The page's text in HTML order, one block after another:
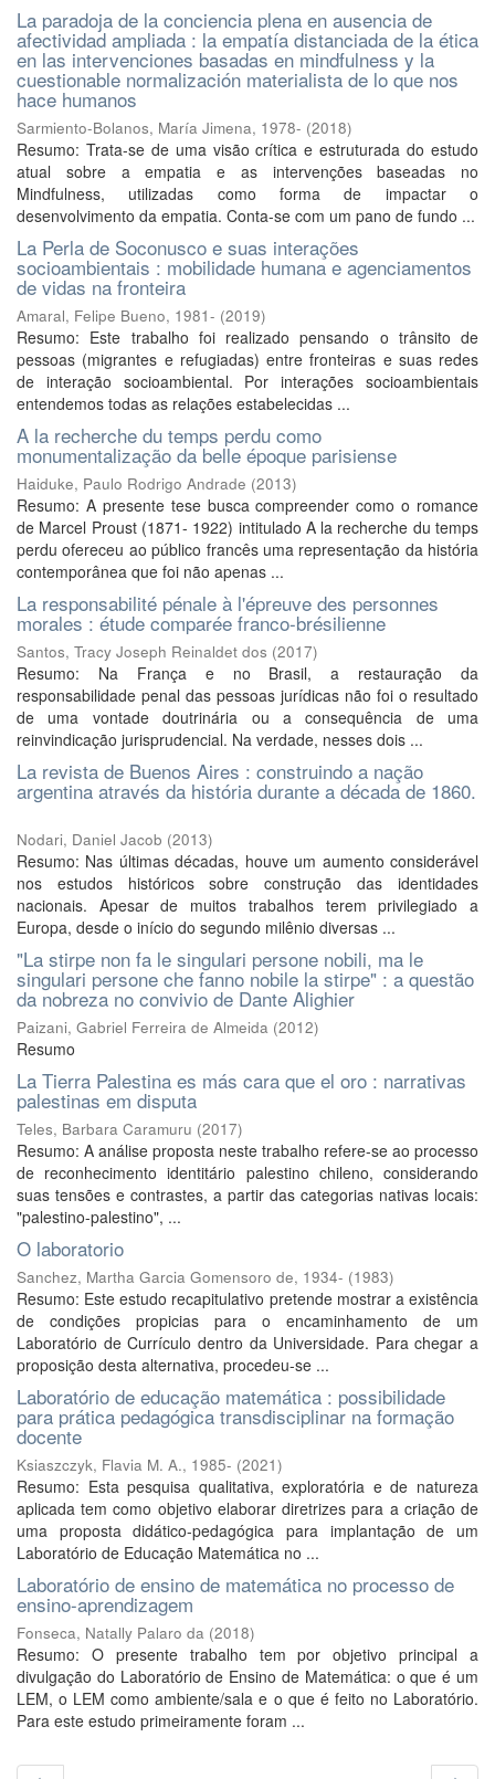
La paradoja de la conciencia plena en ausencia de
afectividad ampliada : la empatía distanciada de la ética
en las intervenciones basadas en mindfulness y la
cuestionable normalización materialista de lo que nos
hace humanos
Sarmiento-Bolanos, María Jimena, 1978- (2018)
Resumo: Trata-se de uma visão crítica e estruturada do estudo
atual sobre a empatia e as intervenções baseadas no
Mindfulness, utilizadas como forma de impactar o
desenvolvimento da empatia. Conta-se com um pano de fundo ...
La Perla de Soconusco e suas interações
socioambientais : mobilidade humana e agenciamentos
de vidas na fronteira
Amaral, Felipe Bueno, 1981- (2019)
Resumo: Este trabalho foi realizado pensando o trânsito de
pessoas (migrantes e refugiadas) entre fronteiras e suas redes
de interação socioambiental. Por interações socioambientais
entendemos todas as relações estabelecidas ...
A la recherche du temps perdu como
monumentalização da belle époque parisiense
Haiduke, Paulo Rodrigo Andrade (2013)
Resumo: A presente tese busca compreender como o romance
de Marcel Proust (1871- 1922) intitulado A la recherche du temps
perdu ofereceu ao público francês uma representação da história
contemporânea que foi não apenas ...
La responsabilité pénale à l'épreuve des personnes
morales : étude comparée franco-brésilienne
Santos, Tracy Joseph Reinaldet dos (2017)
Resumo: Na França e no Brasil, a restauração da
responsabilidade penal das pessoas jurídicas não foi o resultado
de uma vontade doutrinária ou a consequência de uma
reinvindicação jurisprudencial. Na verdade, nesses dois ...
La revista de Buenos Aires : construindo a nação
argentina através da história durante a década de 1860.
Nodari, Daniel Jacob (2013)
Resumo: Nas últimas décadas, houve um aumento considerável
nos estudos históricos sobre construção das identidades
nacionais. Apesar de muitos trabalhos terem privilegiado a
Europa, desde o início do segundo milênio diversas ...
"La stirpe non fa le singulari persone nobili, ma le
singulari persone che fanno nobile la stirpe" : a questão
da nobreza no convivio de Dante Alighier
Paizani, Gabriel Ferreira de Almeida (2012)
Resumo
La Tierra Palestina es más cara que el oro : narrativas
palestinas em disputa
Teles, Barbara Caramuru (2017)
Resumo: A análise proposta neste trabalho refere-se ao processo
de reconhecimento identitário palestino chileno, considerando
suas tensões e contrastes, a partir das categorias nativas locais:
"palestino-palestino", ...
O laboratorio
Sanchez, Martha Garcia Gomensoro de, 1934- (1983)
Resumo: Este estudo recapitulativo pretende mostrar a existência
de condições propicias para o encaminhamento de um
Laboratório de Currículo dentro da Universidade. Para chegar a
proposição desta alternativa, procedeu-se ...
Laboratório de educação matemática : possibilidade
para prática pedagógica transdisciplinar na formação
docente
Ksiaszczyk, Flavia M. A., 1985- (2021)
Resumo: Esta pesquisa qualitativa, exploratória e de natureza
aplicada tem como objetivo elaborar diretrizes para a criação de
uma proposta didático-pedagógica para implantação de um
Laboratório de Educação Matemática no ...
Laboratório de ensino de matemática no processo de
ensino-aprendizagem
Fonseca, Natally Palaro da (2018)
Resumo: O presente trabalho tem por objetivo principal a
divulgação do Laboratório de Ensino de Matemática: o que é um
LEM, o LEM como ambiente/sala e o que é feito no Laboratório.
Para este estudo primeiramente foram ...